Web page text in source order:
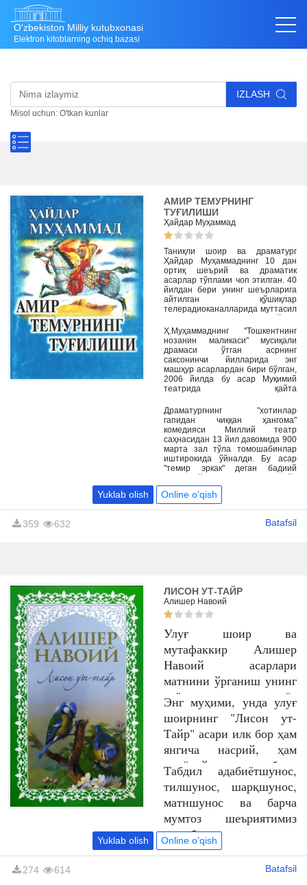
O'zbekiston Milliy kutubxonasi
Elektron kitoblarning ochiq bazasi
IZLASH
Misol uchun: O'tkan kunlar
АМИР ТЕМУРНИНГ
ТУҒИЛИШИ
Ҳайдар Муҳаммад
Таниқли шоир ва драматург
Ҳайдар Муҳаммаднинг 10 дан
ортиқ шеърий ва драматик
асарлар тўплами чоп этилган. 40
йилдан бери унинг шеърларига
айтилган қўшиқлар
телерадиоканалларида муттасил
саҳна асарлари деярли 30 йил
мобайнида Республика
театрлари репертуаридан
мустаҳкам ўрин олиб келмоқда.
Ҳ.Муҳаммаднинг "Тошкентнинг
нозанин маликаси" мусиқали
драмаси ўтган асрнинг
саксонинчи йилларида энг
машҳур асарлардан бири бўлган,
2006 йилда бу асар Муқимий
театрида қайта
Драматургнинг "хотинлар
гапидан чиққан ҳангома"
комедияси Миллий театр
саҳнасидан 13 йил давомида 900
марта зал тўла томошабинлар
иштирокида ўйналди. Бу асар
"темир эркак" деган бадиий
томошабин тўплаган асар бўлди.
Yuklab olish Online o'qish
359 632 Batafsil
ЛИСОН УТ-ТАЙР
Алишер Навоий
Улуғ шоир ва
мутафаккир Алишер
Навоий асарлари
матнини ўрганиш унинг
ҳаётлик чоғларидаёқ
бошлаб юборилган эди.
Бу анъана эндиликда
ҳам давом этаётир.
Айни маънода ушбу
табдилда илк бор шоир
асарларининг матний
тадқиқ қилинмаган
жиҳатлари қайта
ўрганиб чиқилган.
Энг муҳими, унда улуғ
шоирнинг "Лисон ут-
Тайр" асари илк бор ҳам
янгича насрий, ҳам
меъёрий табдил
қилинди. Бу тарз улуғ
шоирнинг ушбу
фалсафий-тасаввуфий
асари моҳиятини
соддалаштириб кенг
китобхонларга тарғиб
қилишда муҳим аҳамият
Табдил адабиётшунос,
тилшунос, шарқшунос,
матншунос ва барча
мумтоз шеъриятимиз
муҳибларига манзур
бўлади, деган
Yuklab olish Online o'qish
274 614 Batafsil